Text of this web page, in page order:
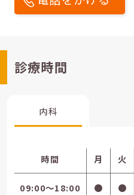
診療時間
内科
時間 月 火
09:00〜18:00 ● ●